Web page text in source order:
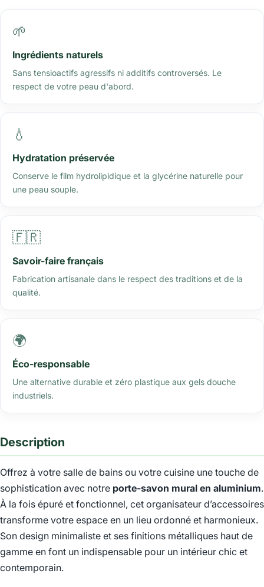
🌱
Ingrédients naturels
Sans tensioactifs agressifs ni additifs controversés. Le
respect de votre peau d'abord.
💧
Hydratation préservée
Conserve le film hydrolipidique et la glycérine naturelle pour
une peau souple.
🇫🇷
Savoir-faire français
Fabrication artisanale dans le respect des traditions et de la
qualité.
🌍
Éco-responsable
Une alternative durable et zéro plastique aux gels douche
industriels.
Description
Offrez à votre salle de bains ou votre cuisine une touche de
sophistication avec notre porte-savon mural en aluminium.
À la fois épuré et fonctionnel, cet organisateur d’accessoires
transforme votre espace en un lieu ordonné et harmonieux.
Son design minimaliste et ses finitions métalliques haut de
gamme en font un indispensable pour un intérieur chic et
contemporain.